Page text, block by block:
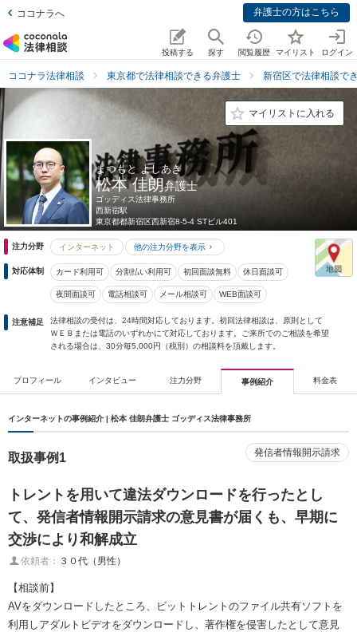
ココナラへ 弁護士の方はこちら
投稿する 探す 閲覧履歴 マイリスト ログイン
ココナラ法律相談 東京都で法律相談できる弁護士 新宿区で法律相談で
マイリストに入れる
まつもと よしあき
松本 佳朗弁護士
ゴッディス法律事務所
西新宿駅
東京都都新宿区西新宿8-5-4 STビル401
注力分野 インターネット 他の注力分野を表示
対応体制 カード利用可 分割払い利用可 初回面談無料 休日面談可
夜間面談可 電話相談可 メール相談可 WEB面談可
注意補足
法律相談の受付は、24時間対応しております。初回法律相談は、原則として
ＷＥＢまたは電話のいずれかにて対応しております。ご来所でのご相談を希望
される場合は、30分毎5,000円（税別）の相談料を頂戴します。
プロフィール インタビュー 注力分野 事例紹介 料金表
インターネットの事例紹介 | 松本 佳朗弁護士 ゴッディス法律事務所
取扱事例1 発信者情報開示請求
トレントを用いて違法ダウンロードを行ったとし
て、発信者情報開示請求の意見書が届くも、早期に
交渉により和解成立
依頼者： ３０代（男性）
【相談前】
AVをダウンロードしたところ、ビットトレントのファイル共有ソフトを
利用しアダルトビデオをダウンロードし、著作権を侵害したとして意見